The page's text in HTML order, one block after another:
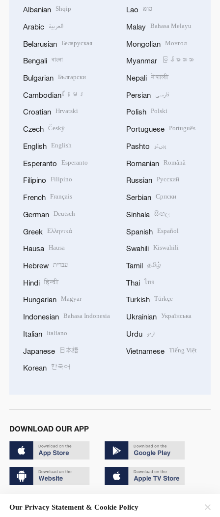
Albanian Shqip
Arabic العربية
Belarusian Беларуская
Bengali বাংলা
Bulgarian Български
Cambodian ខ្មែរ
Croatian Hrvatski
Czech Český
English English
Esperanto Esperanto
Filipino Filipino
French Français
German Deutsch
Greek Ελληνικά
Hausa Hausa
Hebrew עברית
Hindi हिन्दी
Hungarian Magyar
Indonesian Bahasa Indonesia
Italian Italiano
Japanese 日本語
Korean 한국어
Lao ລາວ
Malay Bahasa Melayu
Mongolian Монгол
Myanmar မြန်မာဘာသာ
Nepali नेपाली
Persian فارسی
Polish Polski
Portuguese Português
Pashto پښتو
Romanian Română
Russian Русский
Serbian Српски
Sinhala සිංහල
Spanish Español
Swahili Kiswahili
Tamil தமிழ்
Thai ไทย
Turkish Türkçe
Ukrainian Українська
Urdu اردو
Vietnamese Tiếng Việt
DOWNLOAD OUR APP
Our Privacy Statement & Cookie Policy